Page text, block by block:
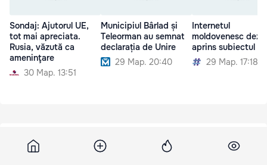
Sondaj: Ajutorul UE,
tot mai apreciata.
Rusia, văzută ca
ameninţare
30 Мар. 13:51
Municipiul Bârlad și
Teleorman au semnat
declarația de Unire
29 Мар. 20:40
Internetul
moldovenesc
aprins subiectul
29 Мар. 17:18
Noi 9 мая 2012, 13:40
Кто достоин представлять